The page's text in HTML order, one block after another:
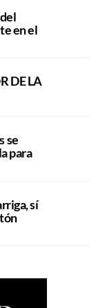
en el
DE LA
se
para
sí